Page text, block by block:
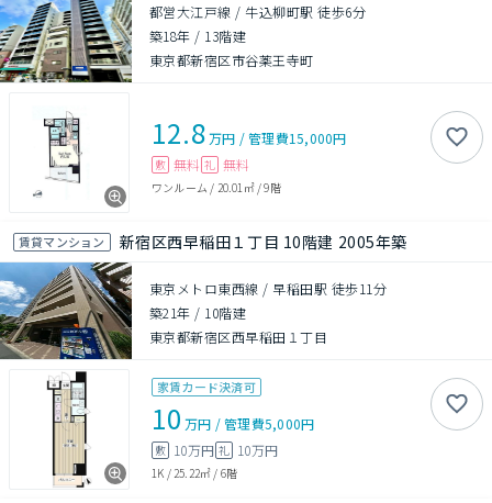
都営大江戸線 / 牛込柳町駅 徒歩6分
築18年 / 13階建
東京都新宿区市谷薬王寺町
12.8万円 /管理費15,000円
敷 無料 礼 無料
ワンルーム / 20.01㎡/9階
賃貸マンション 新宿区西早稲田１丁目 10階建 2005年築
東京メトロ東西線 / 早稲田駅 徒歩11分
築21年 / 10階建
東京都新宿区西早稲田１丁目
家賃カード決済可
10 万円 /管理費5,000円
敷 10万円 礼 10万円
1K /25.22㎡ / 6階